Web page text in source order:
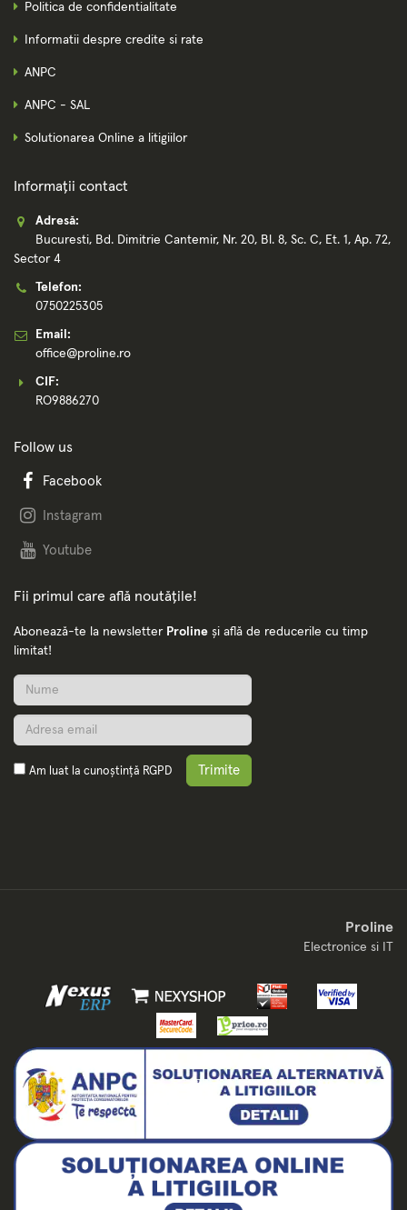
Politica de confidentialitate
Informatii despre credite si rate
ANPC
ANPC - SAL
Solutionarea Online a litigiilor
Informații contact
Adresă:
Bucuresti, Bd. Dimitrie Cantemir, Nr. 20, Bl. 8, Sc. C, Et. 1, Ap. 72,
Sector 4
Telefon:
0750225305
Email:
office@proline.ro
CIF:
RO9886270
Follow us
Facebook
Instagram
Youtube
Fii primul care află noutățile!
Abonează-te la newsletter Proline și află de reducerile cu timp
limitat!
Am luat la cunoștință RGPD Trimite
Proline
Electronice si IT